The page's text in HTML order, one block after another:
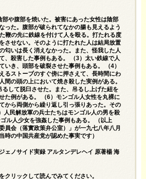
や腹部を焼いた。被害にあった女性は陰部
った。腹部が破られてなかの腸も見えるよう
鞭の先に鉄線を付けて人を殴る。打たれる度
させない。そのように打たれた人は結局放置
匂いは長く消えなかった。また、怪我した人
、殺害した事例もある。 （3）太い鉄線で人
いき、頭部を破裂させた事例もある。 （4）
るストーブのすぐ傍に押さえて、長時間にわ
間の頭の上において焼き殺した実例がある。
して脱臼させた。また、吊るし上げた紐を
た例がある。 （6）モンゴル人女性を丸裸に
から両側から繰り返し引っ張りあった。その
人民解放軍の兵士たちはモンゴル人の男を殺
ル人少女を強姦した事例もある。 （以上
員会（落實政策弁公室）」が一九七八年八月
時の中国共産党が認めた事実です）
ェノサイド実録 アルタンデレヘイ 原著楊 海
クリックして読んでみてください。